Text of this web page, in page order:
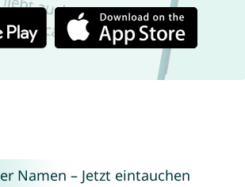
Namen – Jetzt eintauchen